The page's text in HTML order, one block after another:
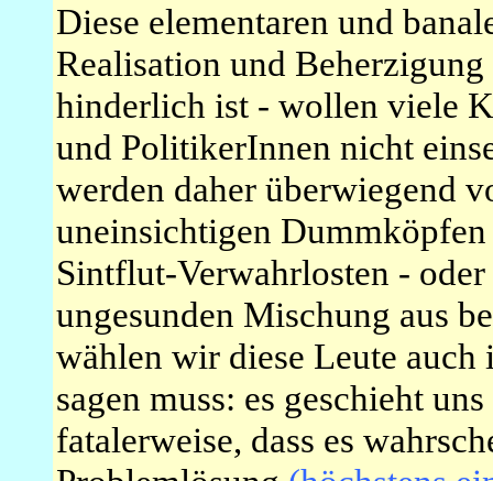
Diese elementaren und
Realisation und
hinderlich ist - wollen viele
und PolitikerInnen nicht
werden daher überwiegend
uneinsichtigen
Sintflut-Verwahrlosten -
ungesunden Mischung aus
wählen wir diese Leute auch
sagen muss: es geschieht
fatalerweise, dass es